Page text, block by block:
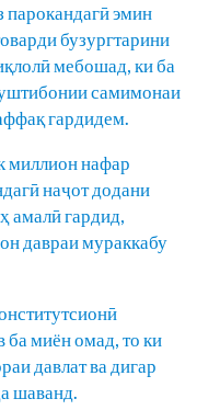
парокандагӣ эмин
бузургтарини
мебошад, ки ба
самимонаи
гардидем.
миллион нафар
наҷот додани
амалӣ гардид,
давраи мураккабу
ба миён омад, то ки
давлат ва дигар
шаванд.